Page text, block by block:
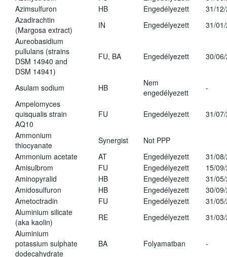
Azimsulfuron
HB Engedélyezett
31/
Azadirachtin
(Margosa extract)
IN Engedélyezett
31/
Aureobasidium
pullulans (strains
DSM 14940 and
DSM 14941)
FU, BA Engedélyezett 30/
Asulam sodium HB
Nem
engedélyezett
-
Ampelomyces
quisqualis strain
AQ10
FU Engedélyezett 31/
Ammonium
thiocyanate
Synergist
Not PPP
Ammonium acetate
AT Engedélyezett
31/
Amisulbrom
FU Engedélyezett
15/
Aminopyralid
HB Engedélyezett
31/
Amidosulfuron
HB Engedélyezett
30/
Ametoctradin
FU Engedélyezett
31/
Aluminium silicate
(aka kaolin)
RE Engedélyezett
31/
Aluminium
potassium sulphate
dodecahydrate
BA Folyamatban -